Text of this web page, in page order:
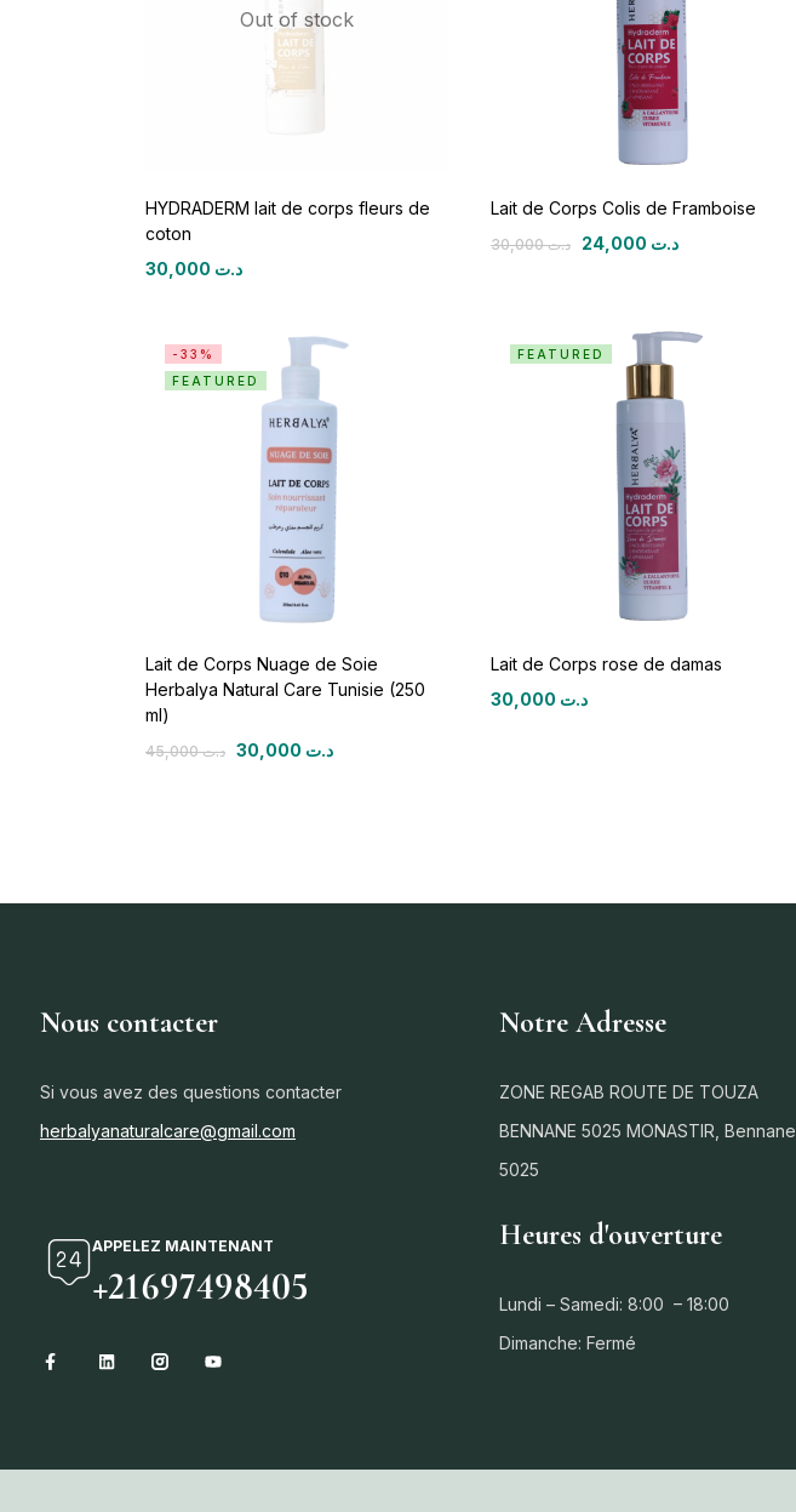
Out of stock
HYDRADERM lait de corps fleurs de
coton
د.ت
Lait de Corps Colis de Framboise
د.ت30,000 د.ت
-33%
FEATURED
Lait de Corps Nuage de Soie
Herbalya Natural Care Tunisie (250
ml)
د.ت45,000 د.ت
FEATURED
Lait de Corps rose de damas
د.ت
Nous contacter
Si vous avez des questions contacter
herbalyanaturalcare@gmail.com
APPELEZ MAINTENANT
+21697498405
Notre Adresse
ZONE REGAB ROUTE DE TOUZA
BENNANE 5025 MONASTIR, Bennane
5025
Heures d'ouverture
Lundi – Samedi: 8:00 – 18:00
Dimanche: Fermé